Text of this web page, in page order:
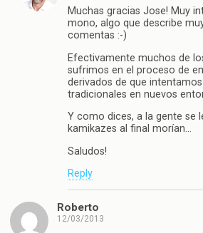
Muchas gracias Jose! Muy
mono, algo que describe
comentas :-)
Efectivamente muchos de
sufrimos en el proceso de
derivados de que
tradicionales en nuevos
Y como dices, a la gente se
kamikazes al final morían…
Saludos!
Reply
Roberto
12/03/2013